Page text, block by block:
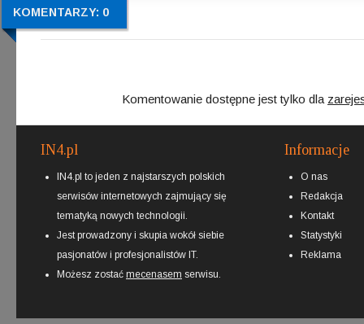
KOMENTARZY: 0
Komentowanie dostępne jest tylko dla
IN4.pl
IN4.pl to jeden z najstarszych polskich
serwisów internetowych zajmujący się
tematyką nowych technologii.
Jest prowadzony i skupia wokół siebie
pasjonatów i profesjonalistów IT.
Możesz zostać mecenasem serwisu.
Informacje
O nas
Redakcja
Kontakt
Statystyki
Reklama